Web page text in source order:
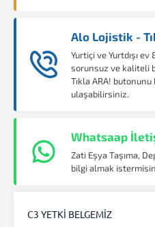
Alo Lojistik -
Yurtiçi ve Yurtdışı
sorunsuz ve kaliteli
Tıkla ARA!
ulaşabilirsiniz.
Whatsaap
Zati Eşya Taşıma,
bilgi almak
C3 YETKİ BELGEMİZ